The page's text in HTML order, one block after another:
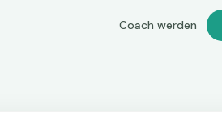
Coach werden